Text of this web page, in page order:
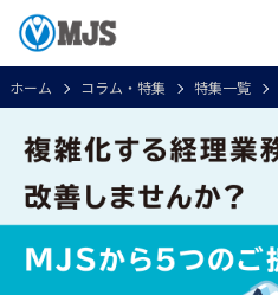
ホーム コラム・特集 特集一覧